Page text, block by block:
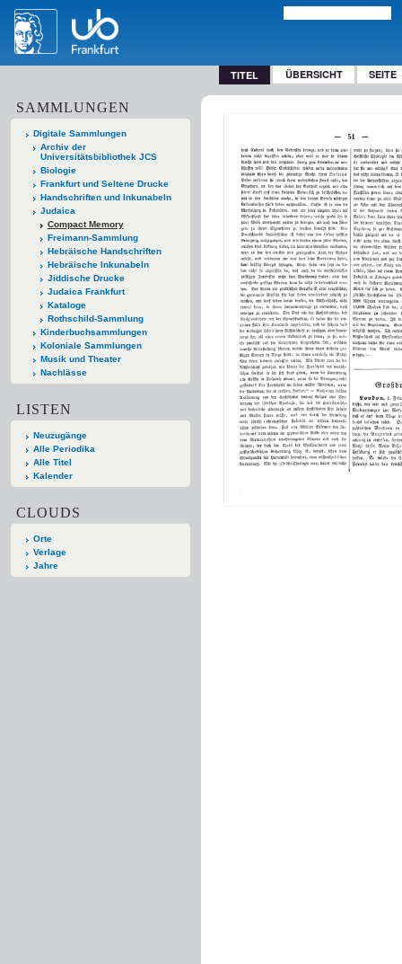
TITEL ÜBERSICHT SEITE
SAMMLUNGEN
Digitale Sammlungen
Archiv der
Universitätsbibliothek JCS
Biologie
Frankfurt und Seltene Drucke
Handschriften und Inkunabeln
Judaica
Compact Memory
Freimann-Sammlung
Hebräische Handschriften
Hebräische Inkunabeln
Jiddische Drucke
Judaica Frankfurt
Kataloge
Rothschild-Sammlung
Kinderbuchsammlungen
Koloniale Sammlungen
Musik und Theater
Nachlässe
LISTEN
Neuzugänge
Alle Periodika
Alle Titel
Kalender
CLOUDS
Orte
Verlage
Jahre